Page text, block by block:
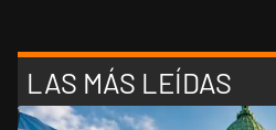
LAS MÁS LEÍDAS